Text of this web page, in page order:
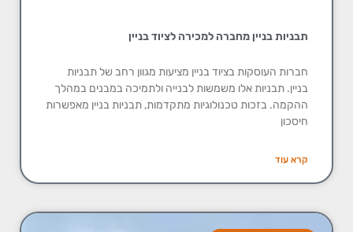
תבניות בניין מחברה למכירה לציוד בניין
חברות העוסקות בציוד בניין מציעות מגוון רחב של תבניות
בניין. תבניות אלו משמשות לבנייה ולתמיכה במבנים במהלך
ההקמה. בזכות טכנולוגיות מתקדמות, תבניות בניין מאפשרות
חיסכון
קרא עוד